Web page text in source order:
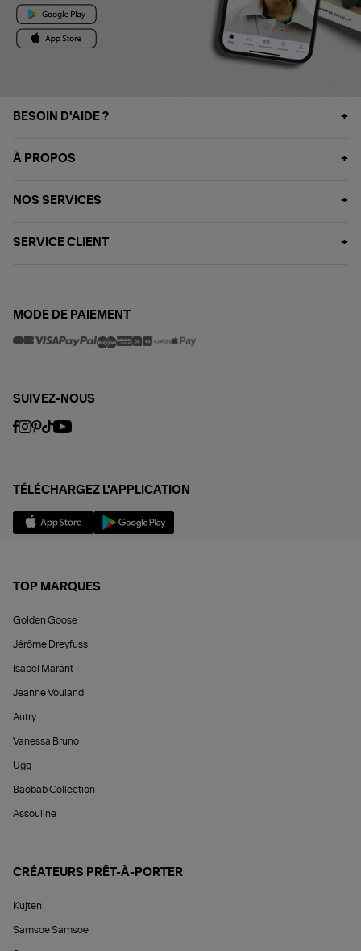
BESOIN D'AIDE ?
À PROPOS
NOS SERVICES
SERVICE CLIENT
MODE DE PAIEMENT
SUIVEZ-NOUS
TÉLÉCHARGEZ L'APPLICATION
TOP MARQUES
Golden Goose
Jérôme Dreyfuss
Isabel Marant
Jeanne Vouland
Autry
Vanessa Bruno
Ugg
Baobab Collection
Assouline
CRÉATEURS PRÊT-À-PORTER
Kujten
Samsoe Samsoe